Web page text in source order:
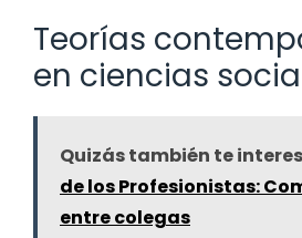
Teorías
en ciencias
Quizás también te
de los Profesionistas:
entre colegas